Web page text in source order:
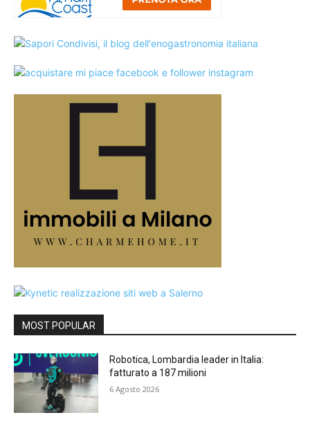
MOST POPULAR
Robotica, Lombardia leader in Italia:
fatturato a 187 milioni
6 Agosto 2026